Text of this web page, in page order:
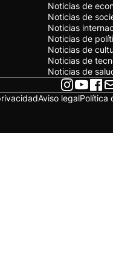
Noticias de
Noticias de
Noticias
Noticias de
Noticias de
Noticias de
Noticias de
Aviso legalPolítica